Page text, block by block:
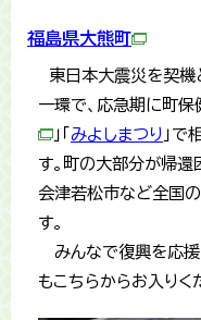
福島県大熊町
東日本大震災を契機
一環で、応急期に町保
」「 みよしまつり 」で
す。町の大部分が帰
会津若松市など全国
す。
みんなで復興を応援
もこちらからお入りく